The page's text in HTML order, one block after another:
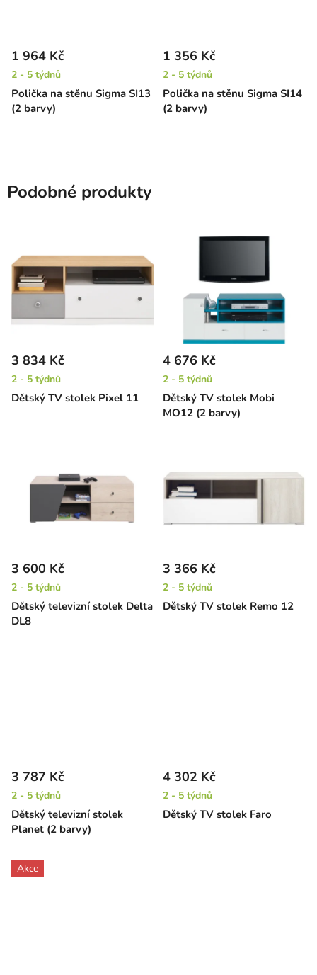
Polička na stěnu Sigma SI13
(2 barvy)
1 964 Kč
2 - 5 týdnů
Polička na stěnu Sigma SI14
(2 barvy)
1 356 Kč
2 - 5 týdnů
Podobné produkty
Dětský TV stolek Pixel 11
3 834 Kč
2 - 5 týdnů
Dětský TV stolek Mobi
MO12 (2 barvy)
4 676 Kč
2 - 5 týdnů
Dětský televizní stolek Delta
DL8
3 600 Kč
2 - 5 týdnů
Dětský TV stolek Remo 12
3 366 Kč
2 - 5 týdnů
Dětský televizní stolek
Planet (2 barvy)
3 787 Kč
2 - 5 týdnů
Dětský TV stolek Faro
4 302 Kč
2 - 5 týdnů
Akce